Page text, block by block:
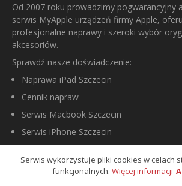
Serwis wykorzystuje pliki cookies w celach
funkcjonalnych. Więcej informacji
Od 2007 roku prowadzimy pogwarancyjny
serwis MyApple urządzeń firmy Apple,
profesjonalne naprawy i szeroki wybór
akcesoriów.
Sprawdź nasze doświadczenie:
Naprawa iPad Szczecin
Cennik napraw
Serwis Macbook Szczecin
Serwis iPhone Szczecin
OSTATNIE WPISY